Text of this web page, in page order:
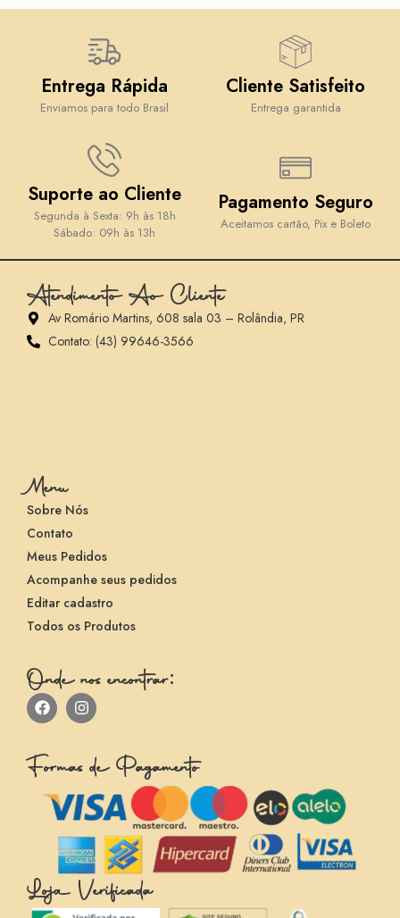
Entrega Rápida
Enviamos para todo Brasil
Cliente Satisfeito
Entrega garantida
Suporte ao Cliente
Segunda à Sexta: 9h às 18h
Sábado: 09h às 13h
Pagamento Seguro
Aceitamos cartão, Pix e Boleto
Atendimento Ao Cliente
Av Romário Martins, 608 sala 03 – Rolândia, PR
Contato: (43) 99646-3566
Menu
Sobre Nós
Contato
Meus Pedidos
Acompanhe seus pedidos
Editar cadastro
Todos os Produtos
Onde nos encontrar:
Formas de Pagamento
Loja Verificada